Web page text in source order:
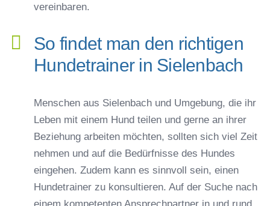
vereinbaren.
So findet man den richtigen
Hundetrainer in Sielenbach
Menschen aus Sielenbach und Umgebung, die ihr
Leben mit einem Hund teilen und gerne an ihrer
Beziehung arbeiten möchten, sollten sich viel Zeit
nehmen und auf die Bedürfnisse des Hundes
eingehen. Zudem kann es sinnvoll sein, einen
Hundetrainer zu konsultieren. Auf der Suche nach
einem kompetenten Ansprechpartner in und rund